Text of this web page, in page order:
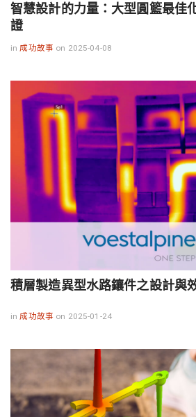
智慧設計的力量：大型圓籃最佳
證
in 成功故事 on 2025-04-08
積層製造異型水路鑲件之設計與
in成功故事 on 2025-01-24